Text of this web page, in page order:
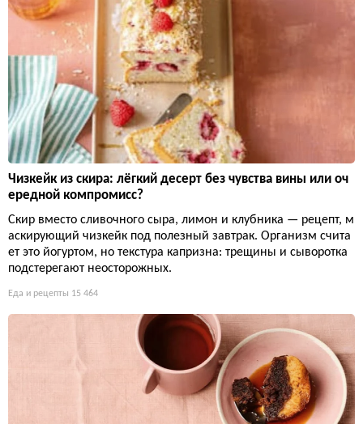
Чизкейк из скира: лёгкий десерт без чувства вины или оч
ередной компромисс?
Скир вместо сливочного сыра, лимон и клубника — рецепт, м
аскирующий чизкейк под полезный завтрак. Организм счита
ет это йогуртом, но текстура капризна: трещины и сыворотка
подстерегают неосторожных.
Еда и рецепты 15 464